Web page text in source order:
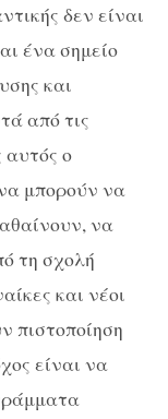
δεν είναι
ένα σημείο
και
από τις
αυτός ο
μπορούν να
να
τη σχολή
και νέοι
πιστοποίηση
είναι να